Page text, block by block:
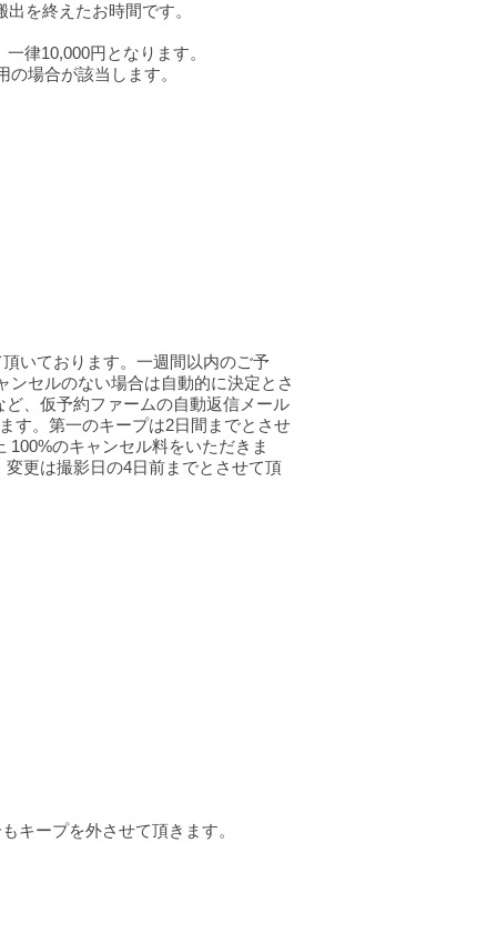
を終えたお時間です。
律10,000円となります。
場合が該当します。
いております。一週間以内のご予
セルのない場合は自動的に決定とさ
、仮予約ファームの自動返信メール
す。第一のキープは2日間までとさせ
のキャンセル料をいただきま
更は撮影日の4日前までとさせて頂
キープを外させて頂きます。